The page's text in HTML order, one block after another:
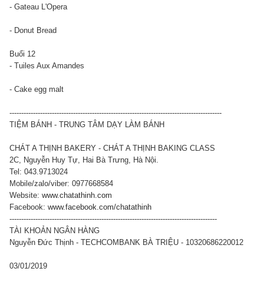
- Gateau L'Opera
- Donut Bread
Buổi 12
- Tuiles Aux Amandes
- Cake egg malt
------------------------------------------------------------------------------------------
TIỆM BÁNH - TRUNG TÂM DẠY LÀM BÁNH
CHÁT A THỊNH BAKERY - CHÁT A THỊNH BAKING CLASS
2C, Nguyễn Huy Tự, Hai Bà Trưng, Hà Nội.
Tel: 043.9713024
Mobile/zalo/viber: 0977668584
Website:www.chatathinh.com
Facebook:www.facebook.com/chatathinh
----------------------------------------------------------------------------------------
TÀI KHOẢN NGÂN HÀNG
Nguyễn Đức Thịnh - TECHCOMBANK BÀ TRIỆU - 10320686220012
03/01/2019